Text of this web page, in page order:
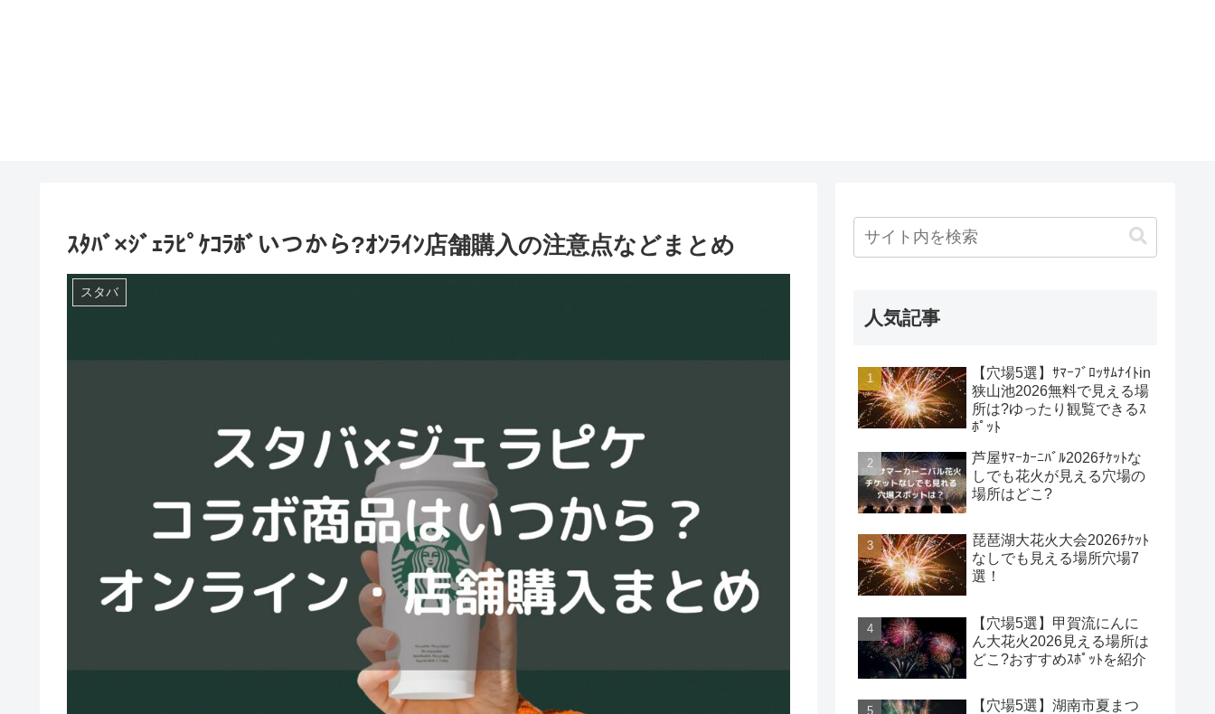
ｽﾀﾊﾞ×ｼﾞｪﾗﾋﾟｹｺﾗﾎﾞいつから?ｵﾝﾗｲﾝ店舗購入の注意点などまとめ
スタバ
人気記事
【穴場5選】ｻﾏｰﾌﾞﾛｯｻﾑﾅｲﾄin
狭山池2026無料で見える場
所は?ゆったり観覧できるｽ
ﾎﾟｯﾄ
芦屋ｻﾏｰｶｰﾆﾊﾞﾙ2026ﾁｹｯﾄな
しでも花火が見える穴場の
場所はどこ?
琵琶湖大花火大会2026ﾁｹｯﾄ
なしでも見える場所穴場7
選！
【穴場5選】甲賀流にんに
ん大花火2026見える場所は
どこ?おすすめｽﾎﾟｯﾄを紹介
【穴場5選】湖南市夏まつ